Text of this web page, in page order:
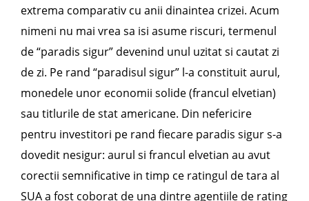
extrema comparativ cu anii dinaintea crizei. Acum
nimeni nu mai vrea sa isi asume riscuri, termenul
de “paradis sigur” devenind unul uzitat si cautat zi
de zi. Pe rand “paradisul sigur” l-a constituit aurul,
monedele unor economii solide (francul elvetian)
sau titlurile de stat americane. Din nefericire
pentru investitori pe rand fiecare paradis sigur s-a
dovedit nesigur: aurul si francul elvetian au avut
corectii semnificative in timp ce ratingul de tara al
SUA a fost coborat de una dintre agentiile de rating